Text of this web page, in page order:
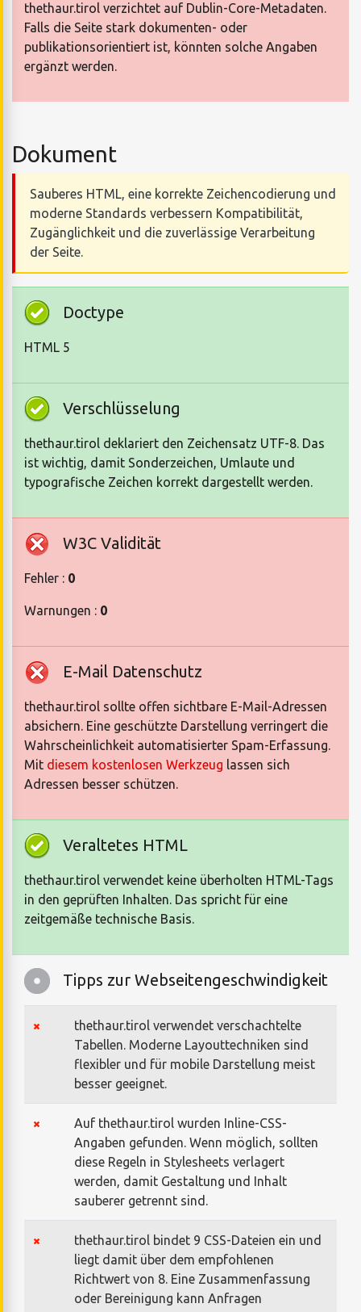
thethaur.tirol verzichtet auf Dublin-Core-Metadaten.
Falls die Seite stark dokumenten- oder
publikationsorientiert ist, könnten solche Angaben
ergänzt werden.
Dokument
Sauberes HTML, eine korrekte Zeichencodierung und
moderne Standards verbessern Kompatibilität,
Zugänglichkeit und die zuverlässige Verarbeitung
der Seite.
Doctype
HTML 5
Verschlüsselung
thethaur.tirol deklariert den Zeichensatz UTF-8. Das
ist wichtig, damit Sonderzeichen, Umlaute und
typografische Zeichen korrekt dargestellt werden.
W3C Validität
Fehler : 0
Warnungen : 0
E-Mail Datenschutz
thethaur.tirol sollte offen sichtbare E-Mail-Adressen
absichern. Eine geschützte Darstellung verringert die
Wahrscheinlichkeit automatisierter Spam-Erfassung.
Mit diesem kostenlosen Werkzeug lassen sich
Adressen besser schützen.
Veraltetes HTML
thethaur.tirol verwendet keine überholten HTML-Tags
in den geprüften Inhalten. Das spricht für eine
zeitgemäße technische Basis.
Tipps zur Webseitengeschwindigkeit
thethaur.tirol verwendet verschachtelte
Tabellen. Moderne Layouttechniken sind
flexibler und für mobile Darstellung meist
besser geeignet.
Auf thethaur.tirol wurden Inline-CSS-
Angaben gefunden. Wenn möglich, sollten
diese Regeln in Stylesheets verlagert
werden, damit Gestaltung und Inhalt
sauberer getrennt sind.
thethaur.tirol bindet 9 CSS-Dateien ein und
liegt damit über dem empfohlenen
Richtwert von 8. Eine Zusammenfassung
oder Bereinigung kann Anfragen